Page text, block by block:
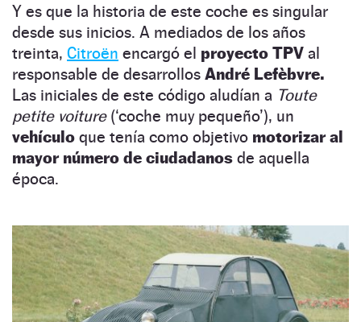
Y es que la historia de este coche es singular
desde sus inicios. A mediados de los años
treinta, Citroën encargó el proyecto TPV al
responsable de desarrollos André Lefèbvre.
Las iniciales de este código aludían a Toute
petite voiture(‘coche muy pequeño’), un
vehículo que tenía como objetivo motorizar al
mayor número de ciudadanos de aquella
época.